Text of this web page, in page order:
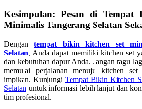
Kesimpulan: Pesan di Tempat
Minimalis Tangerang Selatan
Dengantempat bikin kitchen set
Selatan, Anda dapat memiliki kitchen set
dan kebutuhan dapur Anda. Jangan ragu
memulai perjalanan menuju kitchen
impikan. Kunjungi Tempat Bikin Kitchen
Selatan untuk informasi lebih lanjut dan
tim profesional.